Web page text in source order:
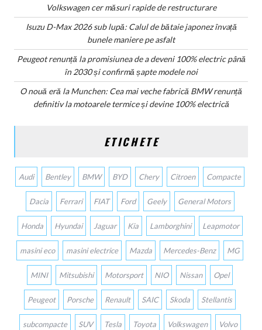
Volkswagen cer măsuri rapide de restructurare
Isuzu D-Max 2026 sub lupă: Calul de bătaie japonez învață
bunele maniere pe asfalt
Peugeot renunță la promisiunea de a deveni 100% electric până
în 2030 și confirmă șapte modele noi
O nouă eră la Munchen: Cea mai veche fabrică BMW renunță
definitiv la motoarele termice și devine 100% electrică
ETICHETE
Audi Bentley BMW BYD Chery Citroen Compacte
Dacia Ferrari FIAT Ford Geely General Motors
Honda Hyundai Jaguar Kia Lamborghini Leapmotor
masini eco masini electrice Mazda Mercedes-Benz MG
MINI Mitsubishi Motorsport NIO Nissan Opel
Peugeot Porsche Renault SAIC Skoda Stellantis
subcompacte SUV Tesla Toyota Volkswagen Volvo